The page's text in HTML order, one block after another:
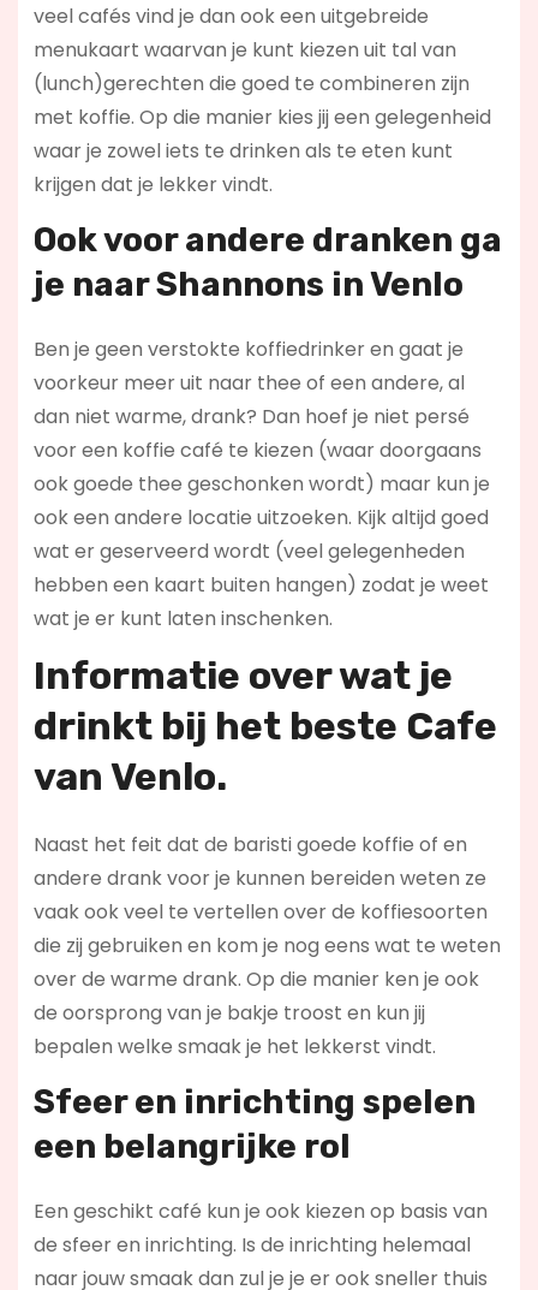
veel cafés vind je dan ook een uitgebreide
menukaart waarvan je kunt kiezen uit tal van
(lunch)gerechten die goed te combineren zijn
met koffie. Op die manier kies jij een gelegenheid
waar je zowel iets te drinken als te eten kunt
krijgen dat je lekker vindt.
Ook voor andere dranken ga
je naar Shannons in Venlo
Ben je geen verstokte koffiedrinker en gaat je
voorkeur meer uit naar thee of een andere, al
dan niet warme, drank? Dan hoef je niet persé
voor een koffie café te kiezen (waar doorgaans
ook goede thee geschonken wordt) maar kun je
ook een andere locatie uitzoeken. Kijk altijd goed
wat er geserveerd wordt (veel gelegenheden
hebben een kaart buiten hangen) zodat je weet
wat je er kunt laten inschenken.
Informatie over wat je
drinkt bij het beste Cafe
van Venlo.
Naast het feit dat de baristi goede koffie of en
andere drank voor je kunnen bereiden weten ze
vaak ook veel te vertellen over de koffiesoorten
die zij gebruiken en kom je nog eens wat te weten
over de warme drank. Op die manier ken je ook
de oorsprong van je bakje troost en kun jij
bepalen welke smaak je het lekkerst vindt.
Sfeer en inrichting spelen
een belangrijke rol
Een geschikt café kun je ook kiezen op basis van
de sfeer en inrichting. Is de inrichting helemaal
naar jouw smaak dan zul je je er ook sneller thuis